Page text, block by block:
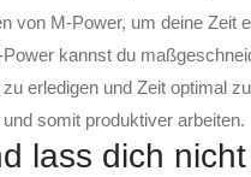
von M-Power, um deine Zeit
kannst du
erledigen und Zeit optimal
somit produktiver arbeiten.
lass dich